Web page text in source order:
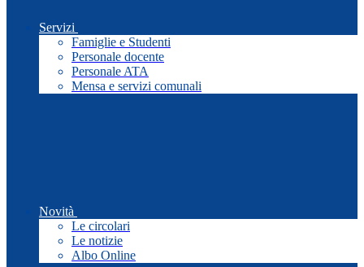
Servizi
Famiglie e Studenti
Personale docente
Personale ATA
Mensa e servizi comunali
Novità
Le circolari
Le notizie
Albo Online